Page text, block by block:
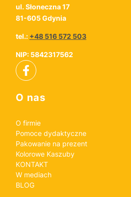
ul. Słoneczna 17
81-605 Gdynia
tel.: +48 516 572 503
NIP: 5842317562
Linki w stopce
O nas
O firmie
Pomoce dydaktyczne
Pakowanie na prezent
Kolorowe Kaszuby
KONTAKT
W mediach
BLOG